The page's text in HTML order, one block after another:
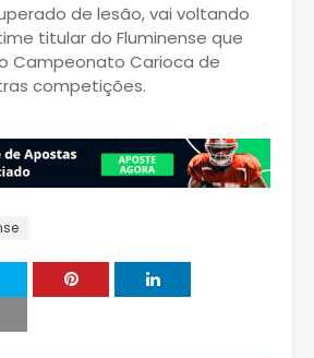
de lesão, vai voltando
titular do Fluminense que
Campeonato Carioca de
competições.